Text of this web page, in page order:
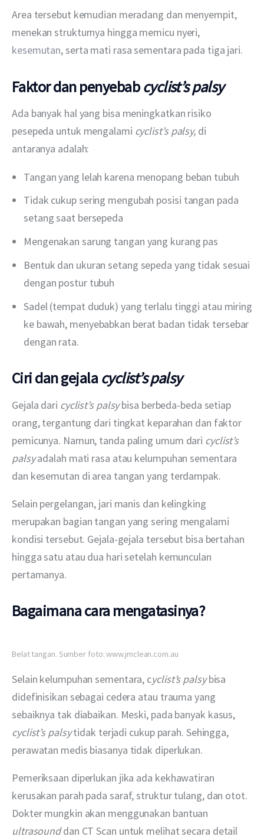
Area tersebut kemudian meradang dan menyempit,
menekan strukturnya hingga memicu nyeri,
kesemutan, serta mati rasa sementara pada tiga jari.
Faktor dan penyebabcyclist’s palsy
Ada banyak hal yang bisa meningkatkan risiko
pesepeda untuk mengalami cyclist’s palsy, di
antaranya adalah:
Tangan yang lelah karena menopang beban tubuh
Tidak cukup sering mengubah posisi tangan pada
setang saat bersepeda
Mengenakan sarung tangan yang kurang pas
Bentuk dan ukuran setang sepeda yang tidak sesuai
dengan postur tubuh
Sadel (tempat duduk) yang terlalu tinggi atau miring
ke bawah, menyebabkan berat badan tidak tersebar
dengan rata.
Ciri dan gejala cyclist’s palsy
Gejala dari cyclist’s palsy bisa berbeda-beda setiap
orang, tergantung dari tingkat keparahan dan faktor
pemicunya. Namun, tanda paling umum dari cyclist’s
palsy adalah mati rasa atau kelumpuhan sementara
dan kesemutan di area tangan yang terdampak.
Selain pergelangan, jari manis dan kelingking
merupakan bagian tangan yang sering mengalami
kondisi tersebut. Gejala-gejala tersebut bisa bertahan
hingga satu atau dua hari setelah kemunculan
pertamanya.
Bagaimana cara mengatasinya?
Belat tangan. Sumber foto: www.jmclean.com.au
Selain kelumpuhan sementara, cyclist’s palsy bisa
didefinisikan sebagai cedera atau trauma yang
sebaiknya tak diabaikan. Meski, pada banyak kasus,
cyclist’s palsy tidak terjadi cukup parah. Sehingga,
perawatan medis biasanya tidak diperlukan.
Pemeriksaan diperlukan jika ada kekhawatiran
kerusakan parah pada saraf, struktur tulang, dan otot.
Dokter mungkin akan menggunakan bantuan
ultrasound dan CT Scan untuk melihat secara detail